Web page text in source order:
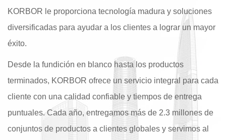
KORBOR le proporciona tecnología madura y soluciones
diversificadas para ayudar a los clientes a lograr un mayor
éxito.
Desde la fundición en blanco hasta los productos
terminados, KORBOR ofrece un servicio integral para cada
cliente con una calidad confiable y tiempos de entrega
puntuales. Cada año, entregamos más de 2.3 millones de
conjuntos de productos a clientes globales y servimos al